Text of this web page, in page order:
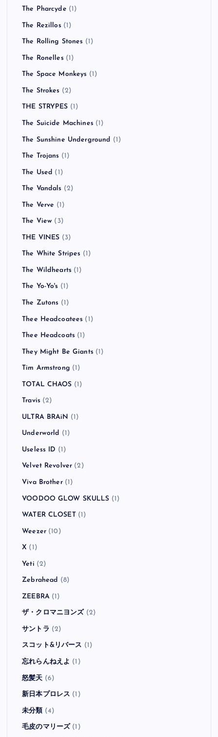
The Pharcyde (1)
The Rezillos(1)
The Rolling Stones (1)
The Ronelles(1)
The Space Monkeys (1)
The Strokes (2)
THE STRYPES (1)
The Suicide Machines(1)
The Sunshine Underground (1)
The Trojans (1)
The Used (1)
The Vandals (2)
The Verve (1)
The View (3)
THE VINES (3)
The White Stripes (1)
The Wildhearts (1)
The Yo-Yo's (1)
The Zutons (1)
Thee Headcoatees (1)
Thee Headcoats (1)
They Might Be Giants(1)
Tim Armstrong (1)
TOTAL CHAOS (1)
Travis(2)
ULTRA BRAiN (1)
Underworld (1)
Useless ID (1)
Velvet Revolver (2)
Viva Brother(1)
VOODOO GLOW SKULLS (1)
WATER CLOSET(1)
Weezer(10)
X (1)
Yeti (2)
Zebrahead (8)
ZEEBRA(1)
ザ・クロマニヨンズ (2)
サントラ (2)
スコット&リバース (1)
忘れらんねえよ (1)
怒髪天 (6)
新日本プロレス (1)
未分類 (4)
毛皮のマリーズ (1)